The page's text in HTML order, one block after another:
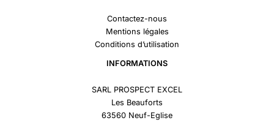
Contactez-nous
Mentions légales
Conditions d’utilisation
INFORMATIONS
SARL PROSPECT EXCEL
Les Beauforts
63560 Neuf-Eglise